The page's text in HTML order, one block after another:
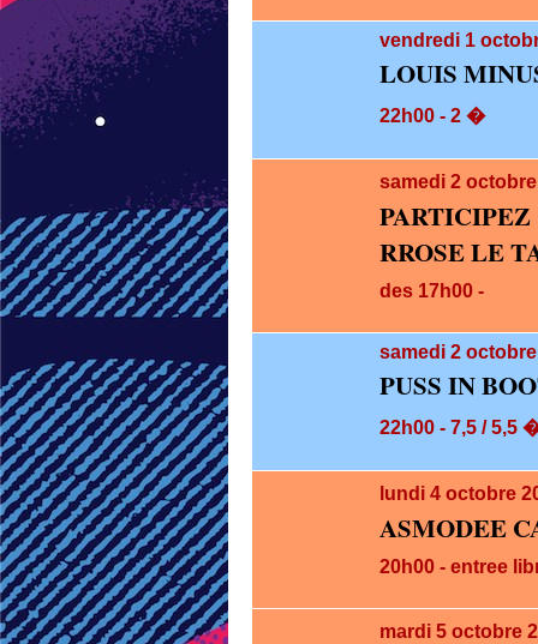
vendredi 1
LOUIS
22h00 - 2 �
samedi 2
RROSE LE
des 17h00 -
samedi 2
PUSS IN
22h00 - 7,5 / 5,5
lundi 4 octobre
ASMODEE
20h00 - entree
mardi 5 octobre